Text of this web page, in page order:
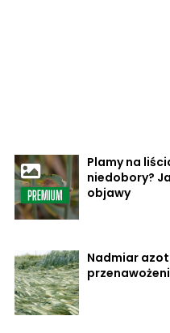
Plamy na
niedobory?
objawy
Nadmiar